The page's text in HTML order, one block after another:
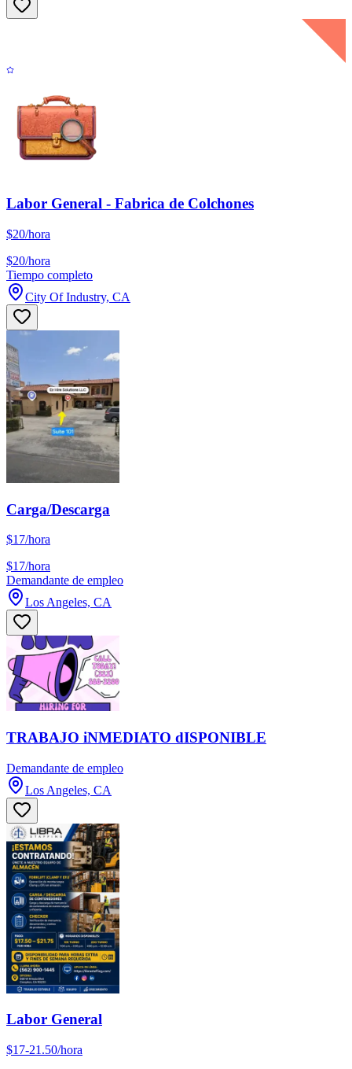
Labor General - Fabrica de Colchones
$20/hora
$20/hora
Tiempo completo
City Of Industry, CA
Carga/Descarga
$17/hora
$17/hora
Demandante de empleo
Los Angeles, CA
TRABAJO iNMEDIATO dISPONIBLE
Demandante de empleo
Los Angeles, CA
Labor General
$17-21.50/hora